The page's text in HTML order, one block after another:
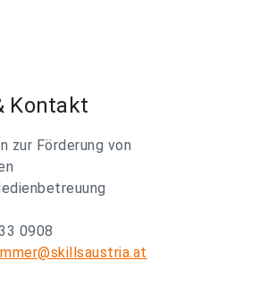
Kontakt
zur Förderung von
0908